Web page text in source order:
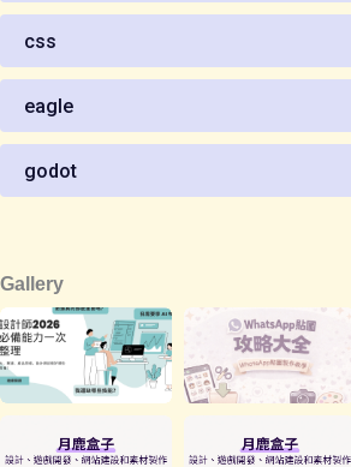
css
eagle
godot
Gallery